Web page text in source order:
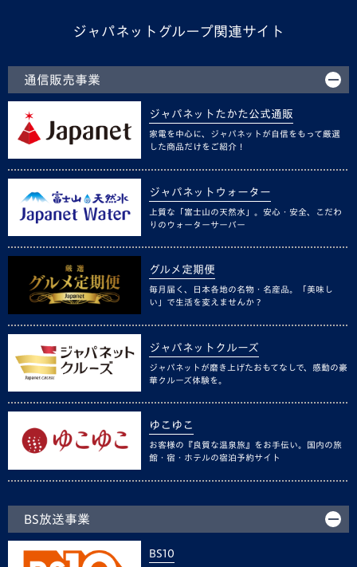
ジャパネットグループ関連サイト
通信販売事業
ジャパネットたかた公式通販
家電を中心に、ジャパネットが自信をもって厳選
した商品だけをご紹介！
ジャパネットウォーター
上質な「富士山の天然水」。安心・安全、こだわ
りのウォーターサーバー
グルメ定期便
毎月届く、日本各地の名物・名産品。「美味し
い」で生活を変えませんか？
ジャパネットクルーズ
ジャパネットが磨き上げたおもてなしで、感動の豪
華クルーズ体験を。
ゆこゆこ
お客様の『良質な温泉旅』をお手伝い。国内の旅
館・宿・ホテルの宿泊予約サイト
BS放送事業
BS10